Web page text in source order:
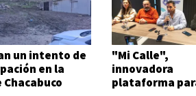
un intento de
en la
Chacabuco
"Mi Calle",
innovadora
plataforma